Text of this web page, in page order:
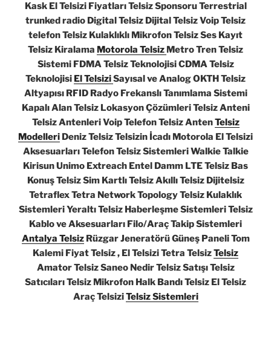
Kask El Telsizi Fiyatları Telsiz Sponsoru Terrestrial
trunked radio Digital Telsiz Dijital Telsiz Voip Telsiz
telefon Telsiz Kulaklıklı Mikrofon Telsiz Ses Kayıt
Telsiz Kiralama Motorola Telsiz Metro Tren Telsiz
Sistemi FDMA Telsiz Teknolojisi CDMA Telsiz
Teknolojisi El TelsiziSayısal ve Analog OKTH Telsiz
Altyapısı RFID Radyo Frekanslı Tanımlama Sistemi
Kapalı Alan Telsiz Lokasyon Çözümleri Telsiz Anteni
Telsiz Antenleri Voip Telefon Telsiz AntenTelsiz
Modelleri Deniz Telsiz Telsizin İcadı Motorola El Telsizi
Aksesuarları Telefon Telsiz Sistemleri Walkie Talkie
Kirisun Unimo Extreach Entel Damm LTE Telsiz Bas
Konuş Telsiz Sim Kartlı Telsiz Akıllı Telsiz Dijitelsiz
Tetraflex Tetra Network Topology Telsiz Kulaklık
Sistemleri Yeraltı Telsiz Haberleşme Sistemleri Telsiz
Kablo ve Aksesuarları Filo/Araç Takip Sistemleri
Antalya TelsizRüzgar Jeneratörü Güneş Paneli Tom
Kalemi Fiyat Telsiz , El Telsizi Tetra TelsizTelsiz
Amator Telsiz Saneo Nedir Telsiz Satışı Telsiz
Satıcıları Telsiz Mikrofon Halk Bandı Telsiz El Telsiz
Araç TelsiziTelsiz Sistemleri